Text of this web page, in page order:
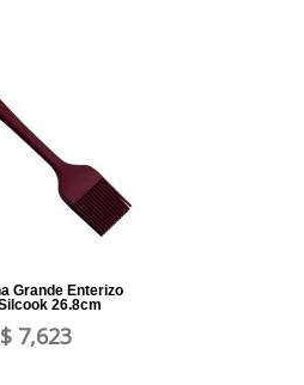
Grande Enterizo
26.8cm
$ 7,623